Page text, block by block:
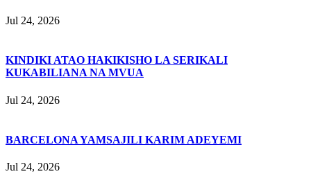
Jul 24, 2026
KINDIKI ATAO HAKIKISHO LA SERIKALI
KUKABILIANA NA MVUA
Jul 24, 2026
BARCELONA YAMSAJILI KARIM ADEYEMI
Jul 24, 2026